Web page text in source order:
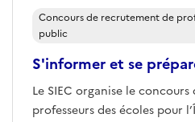
S'informer et se
Le SIEC organise le
professeurs des écoles pour
Concours de recrutement de
public